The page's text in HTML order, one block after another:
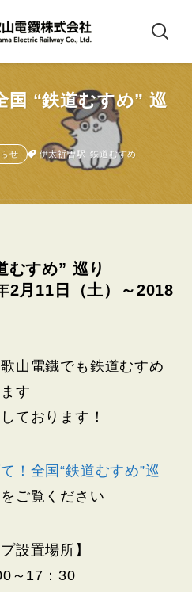
国 “鉄道むすめ” 巡
せ 伊太祈曽駅 鉄道むすめ
むすめ” 巡り
2月11日（土）～2018
山電鐵でも鉄道むすめ
す
ております！
て！全国“鉄道むすめ”巡
をご覧ください
設置場所】
～17：30